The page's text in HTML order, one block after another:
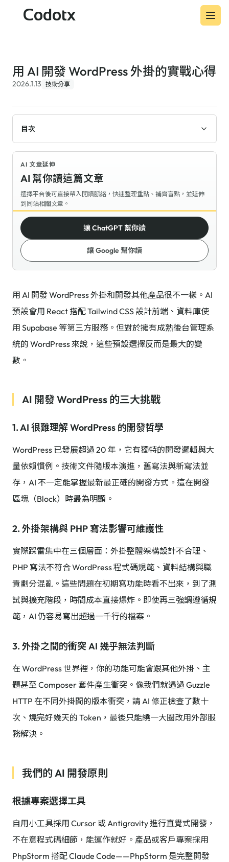
Codotx
用 AI 開發 WordPress 外掛的實戰心得
2026.1.13 技術分享
目次
AI 文章延伸
AI 幫你讀這篇文章
選擇平台後可直接帶入閱讀脈絡，快速整理重點、補齊盲點，並延伸
到同站相關文章。
讓 ChatGPT 幫你讀
讓 Google 幫你讀
用 AI 開發 WordPress 外掛和開發其他產品很不一樣。AI
預設會用 React 搭配 Tailwind CSS 設計前端、資料庫使
用 Supabase 等第三方服務。但對於擁有成熟後台管理系
統的 WordPress 來說，這些預設選擇反而是最大的變
數。
AI 開發 WordPress 的三大挑戰
1. AI 很難理解 WordPress 的開發哲學
WordPress 已發展超過 20 年，它有獨特的開發邏輯與大
量依賴慣例。技術文件隨版本演進，舊寫法與新寫法並
存，AI 不一定能掌握最新最正確的開發方式。這在開發
區塊（Block）時最為明顯。
2. 外掛架構與 PHP 寫法影響可維護性
實際踩雷集中在三個層面：外掛整體架構設計不合理、
PHP 寫法不符合 WordPress 程式碼規範、資料結構與職
責劃分混亂。這些問題在初期寫功能時看不出來，到了測
試與擴充階段，時間成本直接爆炸。即使再三強調遵循規
範，AI 仍容易寫出超過一千行的檔案。
3. 外掛之間的衝突 AI 幾乎無法判斷
在 WordPress 世界裡，你的功能可能會跟其他外掛、主
題甚至 Composer 套件產生衝突。像我們就遇過 Guzzle
HTTP 在不同外掛間的版本衝突，請 AI 修正檢查了數十
次、燒完好幾天的 Token，最後只能繞一大圈改用外部服
務解決。
我們的 AI 開發原則
根據專案選擇工具
自用小工具採用 Cursor 或 Antigravity 進行直覺式開發，
不在意程式碼細節，能運作就好。產品或客戶專案採用
PhpStorm 搭配 Claude Code——PhpStorm 是完整開發